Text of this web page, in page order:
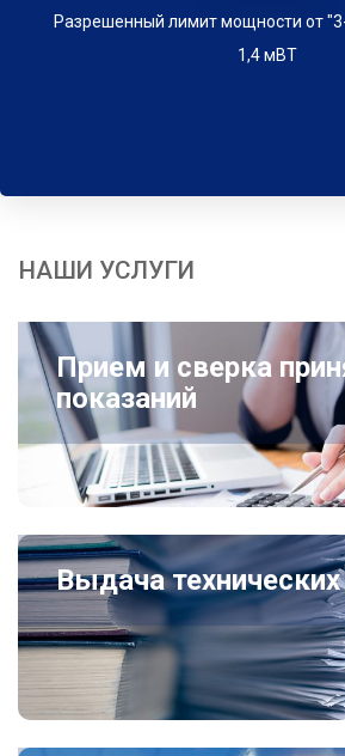
Разрешенный лимит мощности от
1,4 мВТ
НАШИ УСЛУГИ
Прием и сверка
показаний
Выдача